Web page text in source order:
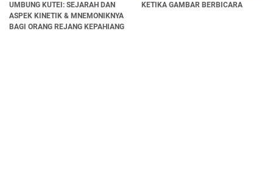
UMBUNG KUTEI: SEJARAH DAN
ASPEK KINETIK & MNEMONIKNYA
BAGI ORANG REJANG KEPAHIANG
KETIKA GAMBAR BERBICARA